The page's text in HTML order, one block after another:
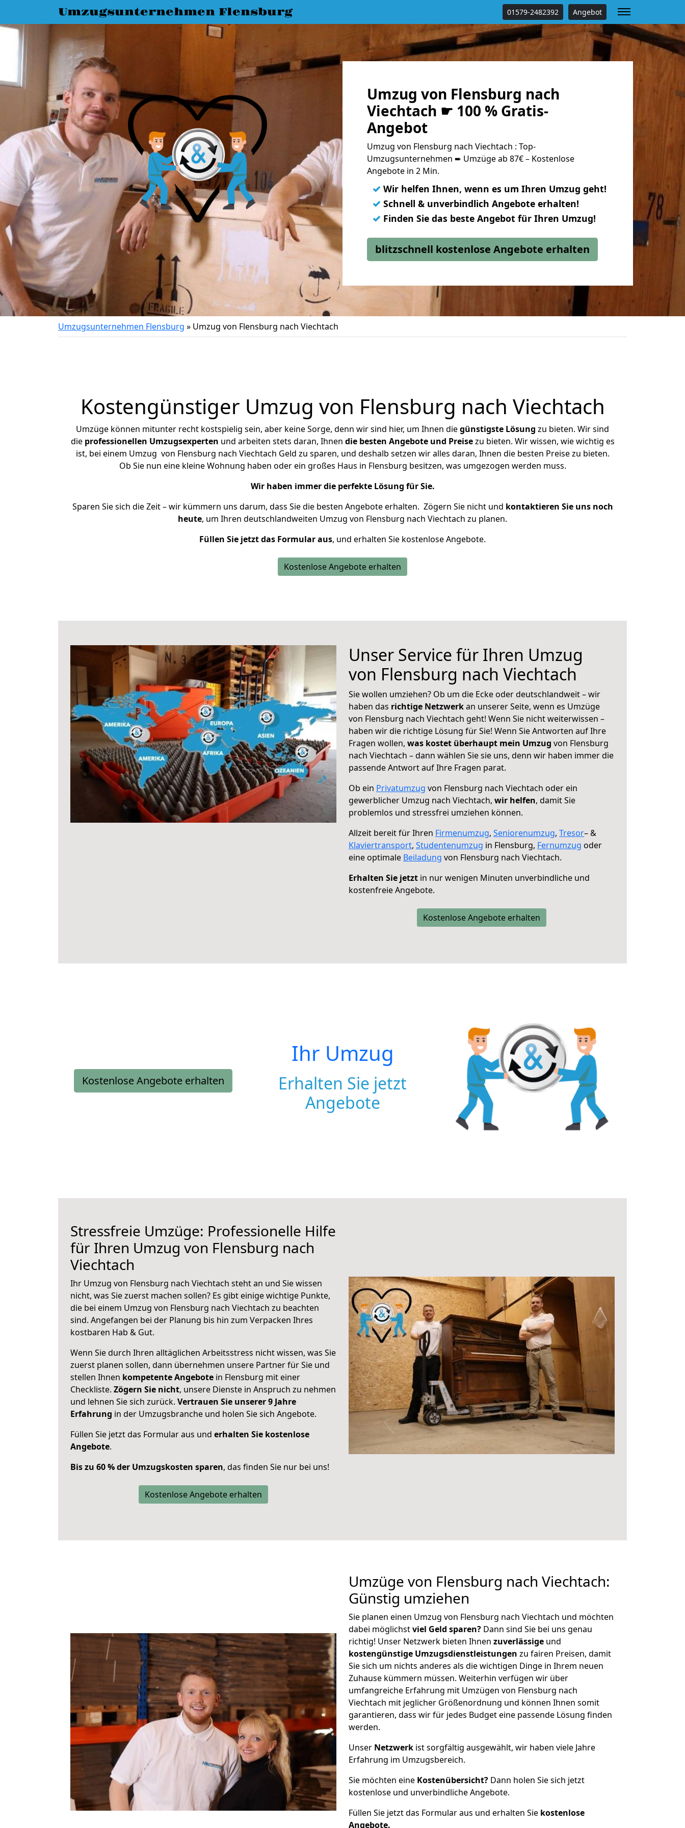
Umzugsunternehmen Flensburg 01579-2482392 Angebot
Umzug von Flensburg nach
Viechtach ☛ 100 % Gratis-
Angebot
Umzug von Flensburg nach Viechtach : Top-
Umzugsunternehmen ➨ Umzüge ab 87€ – Kostenlose
Angebote in 2 Min.
✓ Wir helfen Ihnen, wenn es um Ihren Umzug geht!
✓ Schnell & unverbindlich Angebote erhalten!
✓ Finden Sie das beste Angebot für Ihren Umzug!
blitzschnell kostenlose Angebote erhalten
Umzugsunternehmen Flensburg » Umzug von Flensburg nach Viechtach
Kostengünstiger Umzug von Flensburg nach Viechtach
Umzüge können mitunter recht kostspielig sein, aber keine Sorge, denn wir sind hier, um Ihnen diegünstigste Lösung zu bieten. Wir sind
die professionellen Umzugsexperten und arbeiten stets daran, Ihnen die besten Angebote und Preisezu bieten. Wir wissen, wie wichtig es
ist, bei einem Umzug von Flensburg nach Viechtach Geld zu sparen, und deshalb setzen wir alles daran, Ihnen die besten Preise zu bieten.
Ob Sie nun eine kleine Wohnung haben oder ein großes Haus in Flensburg besitzen, was umgezogen werden muss.
Wir haben immer die perfekte Lösung für Sie.
Sparen Sie sich die Zeit – wir kümmern uns darum, dass Sie die besten Angebote erhalten. Zögern Sie nicht und kontaktieren Sie uns noch
heute, um Ihren deutschlandweiten Umzug von Flensburg nach Viechtach zu planen.
Füllen Sie jetzt das Formular aus, und erhalten Sie kostenlose Angebote.
Kostenlose Angebote erhalten
Unser Service für Ihren Umzug
von Flensburg nach Viechtach
Sie wollen umziehen? Ob um die Ecke oder deutschlandweit – wir
haben das richtige Netzwerkan unserer Seite, wenn es Umzüge
von Flensburg nach Viechtach geht! Wenn Sie nicht weiterwissen –
haben wir die richtige Lösung für Sie! Wenn Sie Antworten auf Ihre
Fragen wollen, was kostet überhaupt mein Umzug von Flensburg
nach Viechtach – dann wählen Sie sie uns, denn wir haben immer die
passende Antwort auf Ihre Fragen parat.
Ob ein Privatumzug von Flensburg nach Viechtach oder ein
gewerblicher Umzug nach Viechtach, wir helfen, damit Sie
problemlos und stressfrei umziehen können.
Allzeit bereit für Ihren Firmenumzug, Seniorenumzug, Tresor– &
Klaviertransport, Studentenumzug in Flensburg, Fernumzug oder
eine optimale Beiladung von Flensburg nach Viechtach.
Erhalten Sie jetzt in nur wenigen Minuten unverbindliche und
kostenfreie Angebote.
Kostenlose Angebote erhalten
Kostenlose Angebote erhalten
Ihr Umzug
Erhalten Sie jetzt
Angebote
Stressfreie Umzüge: Professionelle Hilfe
für Ihren Umzug von Flensburg nach
Viechtach
Ihr Umzug von Flensburg nach Viechtach steht an und Sie wissen
nicht, was Sie zuerst machen sollen? Es gibt einige wichtige Punkte,
die bei einem Umzug von Flensburg nach Viechtach zu beachten
sind. Angefangen bei der Planung bis hin zum Verpacken Ihres
kostbaren Hab & Gut.
Wenn Sie durch Ihren alltäglichen Arbeitsstress nicht wissen, was Sie
zuerst planen sollen, dann übernehmen unsere Partner für Sie und
stellen Ihnen kompetente Angebote in Flensburg mit einer
Checkliste. Zögern Sie nicht, unsere Dienste in Anspruch zu nehmen
und lehnen Sie sich zurück. Vertrauen Sie unserer 9 Jahre
Erfahrung in der Umzugsbranche und holen Sie sich Angebote.
Füllen Sie jetzt das Formular aus und erhalten Sie kostenlose
Angebote.
Bis zu 60 % der Umzugskosten sparen, das finden Sie nur bei uns!
Kostenlose Angebote erhalten
Umzüge von Flensburg nach Viechtach:
Günstig umziehen
Sie planen einen Umzug von Flensburg nach Viechtach und möchten
dabei möglichstviel Geld sparen? Dann sind Sie bei uns genau
richtig! Unser Netzwerk bieten Ihnen zuverlässige und
kostengünstige Umzugsdienstleistungen zu fairen Preisen, damit
Sie sich um nichts anderes als die wichtigen Dinge in Ihrem neuen
Zuhause kümmern müssen. Weiterhin verfügen wir über
umfangreiche Erfahrung mit Umzügen von Flensburg nach
Viechtach mit jeglicher Größenordnung und können Ihnen somit
garantieren, dass wir für jedes Budget eine passende Lösung finden
werden.
Unser Netzwerk ist sorgfältig ausgewählt, wir haben viele Jahre
Erfahrung im Umzugsbereich.
Sie möchten eine Kostenübersicht? Dann holen Sie sich jetzt
kostenlose und unverbindliche Angebote.
Füllen Sie jetzt das Formular aus und erhalten Sie kostenlose
Angebote.